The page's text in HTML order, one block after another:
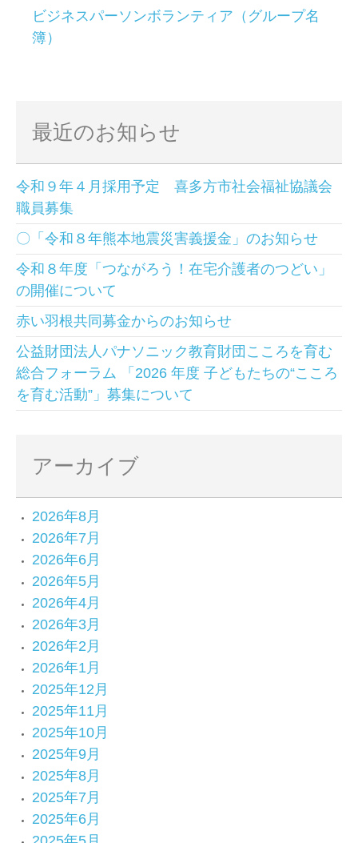
ビジネスパーソンボランティア（グループ名
簿）
最近のお知らせ
令和９年４月採用予定 喜多方市社会福祉協議会
職員募集
〇「令和８年熊本地震災害義援金」のお知らせ
令和８年度「つながろう！在宅介護者のつどい」
の開催について
赤い羽根共同募金からのお知らせ
公益財団法人パナソニック教育財団こころを育む
総合フォーラム 「2026 年度 子どもたちの“こころ
を育む活動”」募集について
アーカイブ
2026年8月
2026年7月
2026年6月
2026年5月
2026年4月
2026年3月
2026年2月
2026年1月
2025年12月
2025年11月
2025年10月
2025年9月
2025年8月
2025年7月
2025年6月